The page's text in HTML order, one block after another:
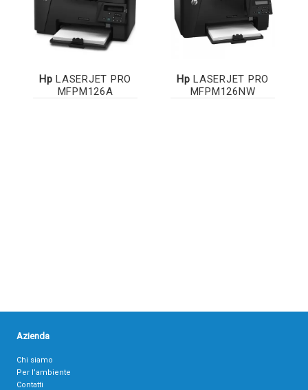
Hp LASERJET PRO
MFPM126A
Hp LASERJET PRO
MFPM126NW
Azienda
Chi siamo
Per l’ambiente
Contatti